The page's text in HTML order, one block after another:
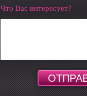
Что Вас интересует?